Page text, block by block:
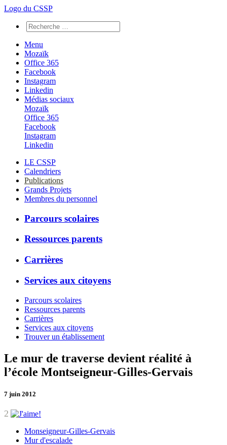
Logo du CSSP
Menu
Mozaïk
Office 365
Facebook
Instagram
Linkedin
Médias sociaux
Mozaïk
Office 365
Facebook
Instagram
Linkedin
LE CSSP
Calendriers
Publications
Grands Projets
Membres du personnel
Parcours scolaires
Ressources parents
Carrières
Services aux citoyens
Parcours scolaires
Ressources parents
Carrières
Services aux citoyens
Trouver un établissement
Le mur de traverse devient réalité à
l’école Montseigneur-Gilles-Gervais
7 juin 2012
2
Monseigneur-Gilles-Gervais
Mur d'escalade